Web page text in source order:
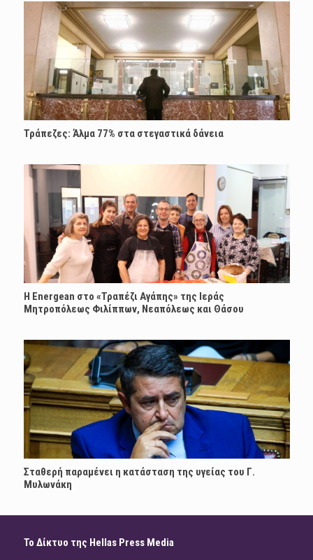
Τράπεζες: Άλμα 77% στα στεγαστικά δάνεια
H Energean στο «Τραπέζι Αγάπης» της Ιεράς
Μητροπόλεως Φιλίππων, Νεαπόλεως και Θάσου
Σταθερή παραμένει η κατάσταση της υγείας του Γ.
Μυλωνάκη
Το Δίκτυο της Hellas Press Media